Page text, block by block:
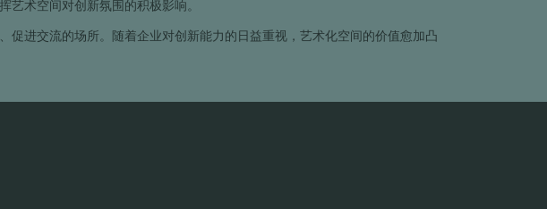
术空间对创新氛围的积极影响。
进交流的场所。随着企业对创新能力的日益重视，艺术化空间的价值愈加凸